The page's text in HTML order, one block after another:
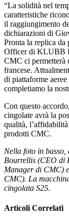
“La solidità nel
caratteristiche
il raggiungimento
dichiarazioni di
Pronta la replica
Officer di KLUBB
CMC ci permetterà
francese.
di piattaforme
completiamo la
Con questo
cingolate avrà la
qualità,
prodotti CMC.
Nella foto in basso,
Bourrellis (CEO di
Manager di CMC)
CMC). La
cingolata S25.
Articoli Correlati